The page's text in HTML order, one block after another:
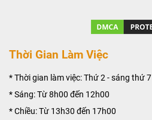
Thời Gian Làm Việc
* Thời gian làm việc: Thứ 2 - sáng thứ 7
* Sáng: Từ 8h00 đến 12h00
* Chiều: Từ 13h30 đến 17h00